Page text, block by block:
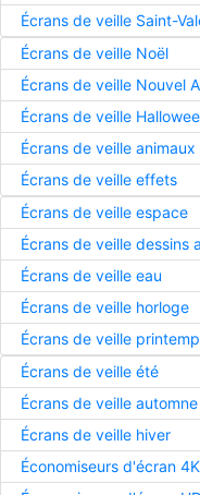
Écrans de veille Saint-
Écrans de veille Noël
Écrans de veille Nouvel
Écrans de veille
Écrans de veille animaux
Écrans de veille effets
Écrans de veille espace
Écrans de veille dessins
Écrans de veille eau
Écrans de veille horloge
Écrans de veille
Écrans de veille été
Écrans de veille automne
Écrans de veille hiver
Économiseurs d'écran 4K